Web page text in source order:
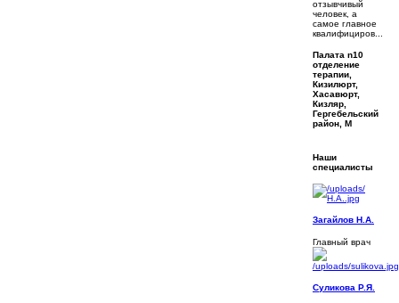
отзывчивый
человек, а
самое главное
квалифициров...
Палата n10
отделение
терапии,
Кизилюрт,
Хасавюрт,
Кизляр,
Гергебельский
район, М
Наши
специалисты
Загайлов Н.А.
Главный врач
Суликова Р.Я.